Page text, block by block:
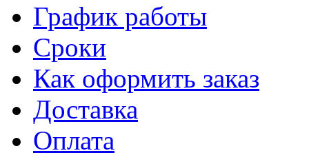
График работы
Сроки
Как оформить заказ
Доставка
Оплата